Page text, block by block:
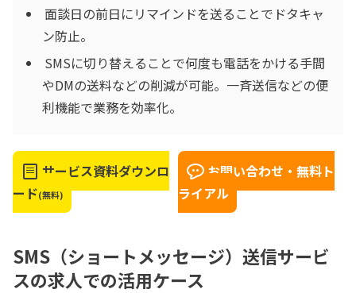
面談日の前日にリマインドを送ることでドタキャ
ン防止。
SMSに切り替えることで何度も電話をかける手間
やDMの送料などの削減が可能。一斉送信などの便
利機能で業務を効率化。
サービス資料ダウンロ
ード(無料)
お問い合わせ・無料ト
ライアル
SMS（ショートメッセージ）送信サービ
スの求人での活用ケース